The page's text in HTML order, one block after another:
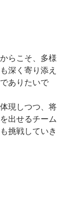
らこそ、多様
深く寄り添え
ありたいで
現しつつ、将
出せるチーム
挑戦していき